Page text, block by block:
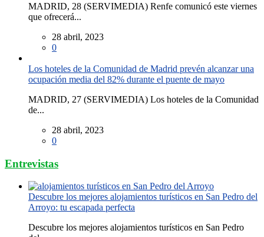
MADRID, 28 (SERVIMEDIA) Renfe comunicó este viernes
que ofrecerá...
28 abril, 2023
0
Los hoteles de la Comunidad de Madrid prevén alcanzar una
ocupación media del 82% durante el puente de mayo
MADRID, 27 (SERVIMEDIA) Los hoteles de la Comunidad
de...
28 abril, 2023
0
Entrevistas
Descubre los mejores alojamientos turísticos en San Pedro del
Arroyo: tu escapada perfecta
Descubre los mejores alojamientos turísticos en San Pedro